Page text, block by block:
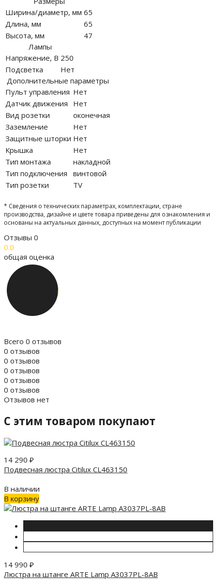
Ширина/диаметр, мм 65
Длина, мм
65
Высота, мм
47
Лампы
Напряжение, В 250
Подсветка
Нет
Дополнительные параметры
Пульт управления Нет
Датчик движения
Нет
Вид розетки
оконечная
Заземление
Нет
Защитные шторки Нет
Крышка
Нет
Тип монтажа
накладной
Тип подключения
винтовой
Тип розетки
TV
* Сведения о технических параметрах, комплектации, стране
производства, дизайне и цвете товара приведены для ознакомления и
основаны на актуальных данных, доступных на момент публикации
Отзывы 0
0.0
общая оценка
Всего 0 отзывов
0 отзывов
0 отзывов
0 отзывов
0 отзывов
0 отзывов
Отзывов нет
C этим товаром покупают
14 290 ₽
Подвесная люстра Citilux CL463150
В наличии
В корзину
14 990 ₽
Люстра на штанге ARTE Lamp A3037PL-8AB